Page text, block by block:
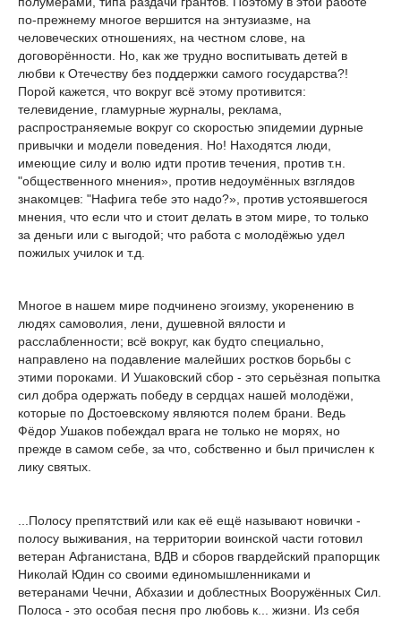
по-прежнему многое вершится на энтузиазме, на
человеческих отношениях, на честном слове, на
договорённости. Но, как же трудно воспитывать детей в
любви к Отечеству без поддержки самого государства?!
Порой кажется, что вокруг всё этому противится:
телевидение, гламурные журналы, реклама,
распространяемые вокруг со скоростью эпидемии дурные
привычки и модели поведения. Но! Находятся люди,
имеющие силу и волю идти против течения, против т.н.
"общественного мнения», против недоумённых взглядов
знакомцев: "Нафига тебе это надо?», против устоявшегося
мнения, что если что и стоит делать в этом мире, то только
за деньги или с выгодой; что работа с молодёжью удел
пожилых училок и т.д.
Многое в нашем мире подчинено эгоизму, укоренению в
людях самоволия, лени, душевной вялости и
расслабленности; всё вокруг, как будто специально,
направлено на подавление малейших ростков борьбы с
этими пороками. И Ушаковский сбор - это серьёзная попытка
сил добра одержать победу в сердцах нашей молодёжи,
которые по Достоевскому являются полем брани. Ведь
Фёдор Ушаков побеждал врага не только не морях, но
прежде в самом себе, за что, собственно и был причислен к
лику святых.
...Полосу препятствий или как её ещё называют новички -
полосу выживания, на территории воинской части готовил
ветеран Афганистана, ВДВ и сборов гвардейский прапорщик
Николай Юдин со своими единомышленниками и
ветеранами Чечни, Абхазии и доблестных Вооружённых Сил.
Полоса - это особая песня про любовь к... жизни. Из себя